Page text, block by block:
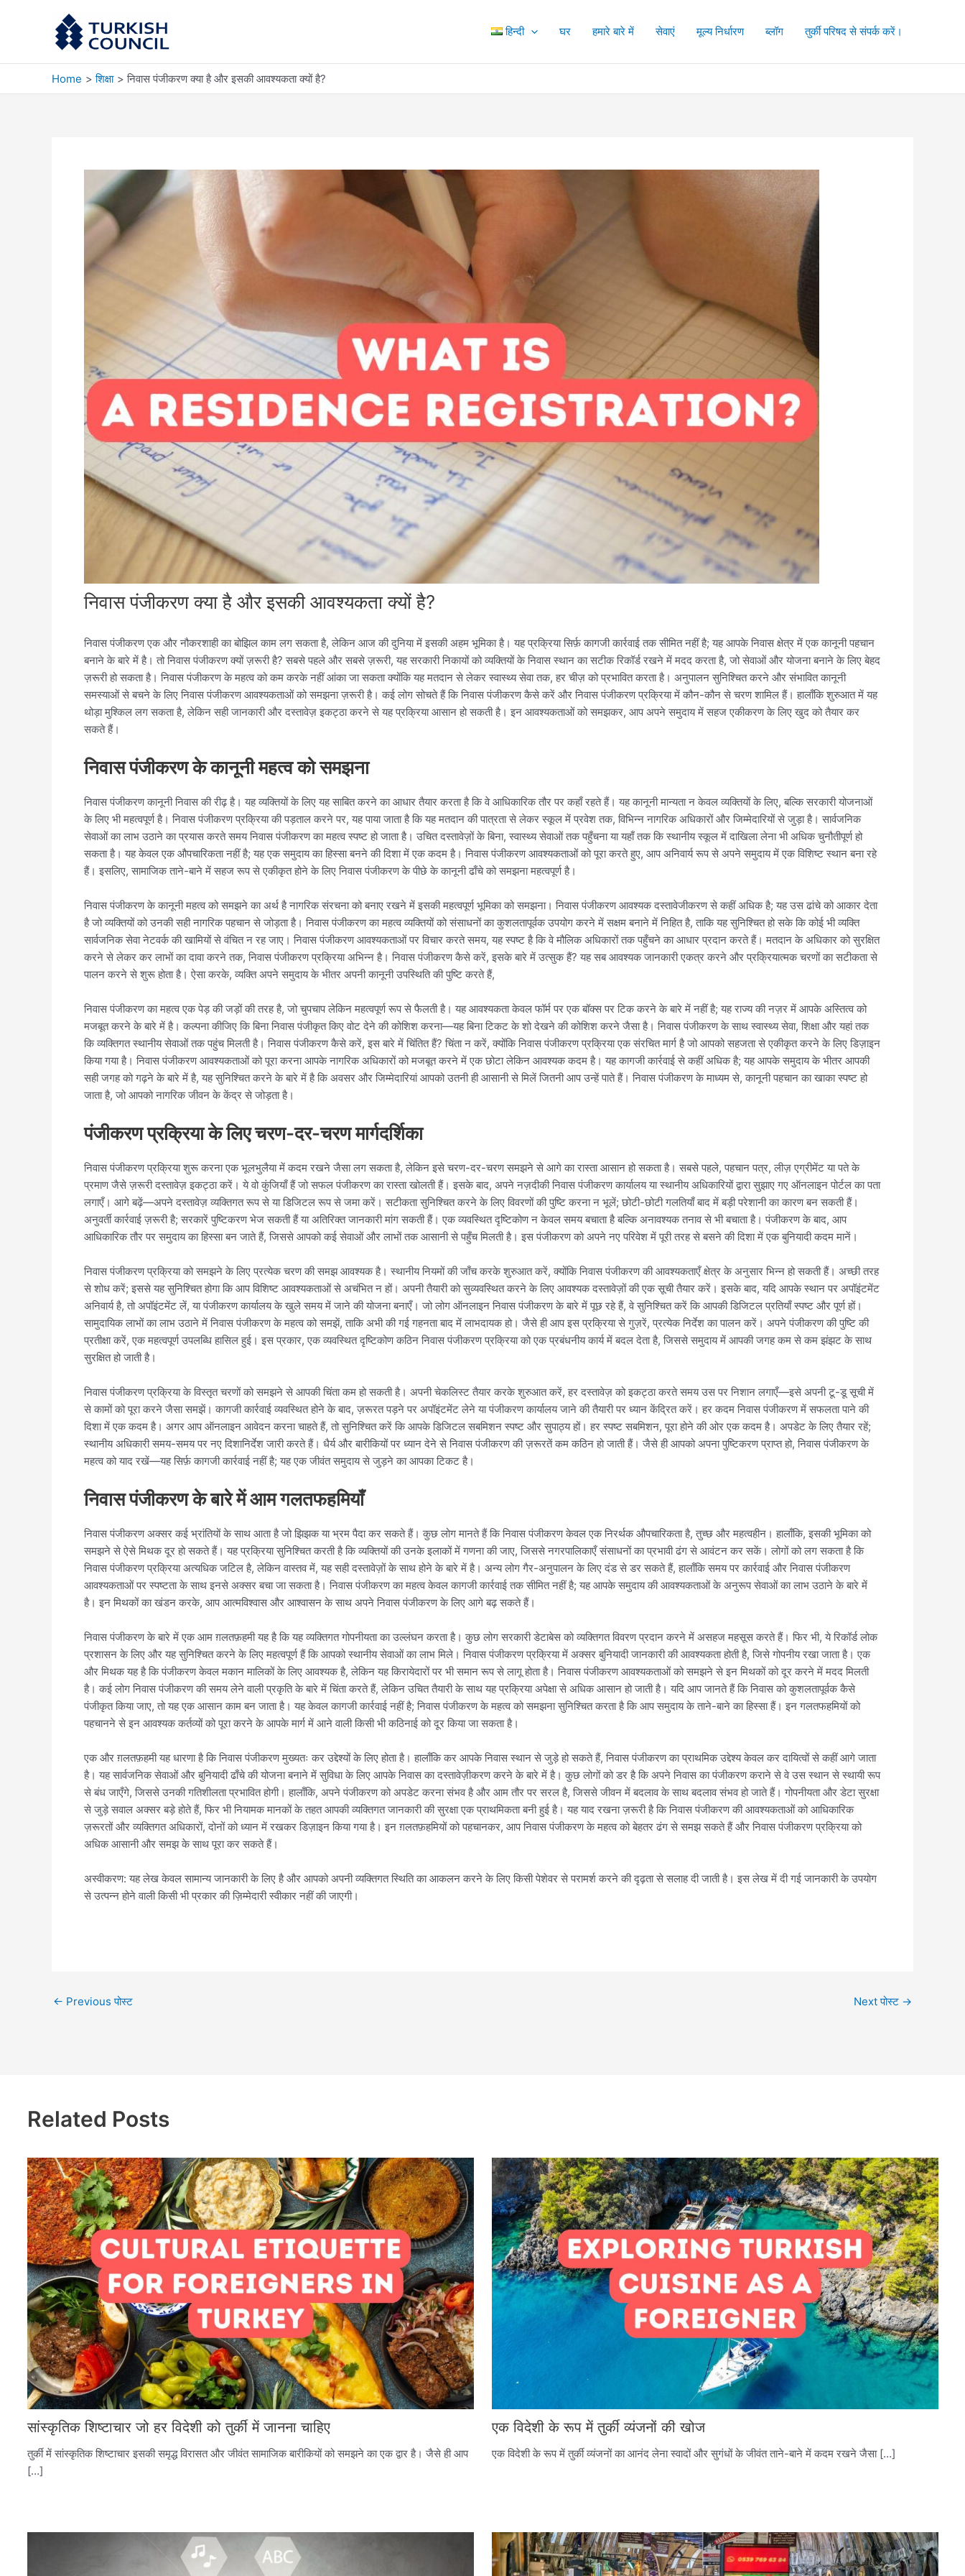
हिन्दी घर हमारे बारे में सेवाएं मूल्य निर्धारण ब्लॉग तुर्की परिषद से संपर्क करें।
Home शिक्षा निवास पंजीकरण क्या है और इसकी आवश्यकता क्यों है?
निवास पंजीकरण क्या है और इसकी आवश्यकता क्यों है?
निवास पंजीकरण एक और नौकरशाही का बोझिल काम लग सकता है, लेकिन आज की दुनिया में इसकी अहम भूमिका है। यह प्रक्रिया सिर्फ़ कागजी कार्रवाई तक सीमित नहीं है; यह आपके निवास क्षेत्र में एक कानूनी पहचान
बनाने के बारे में है। तो निवास पंजीकरण क्यों ज़रूरी है? सबसे पहले और सबसे ज़रूरी, यह सरकारी निकायों को व्यक्तियों के निवास स्थान का सटीक रिकॉर्ड रखने में मदद करता है, जो सेवाओं और योजना बनाने के लिए बेहद
ज़रूरी हो सकता है। निवास पंजीकरण के महत्व को कम करके नहीं आंका जा सकता क्योंकि यह मतदान से लेकर स्वास्थ्य सेवा तक, हर चीज़ को प्रभावित करता है। अनुपालन सुनिश्चित करने और संभावित कानूनी
समस्याओं से बचने के लिए निवास पंजीकरण आवश्यकताओं को समझना ज़रूरी है। कई लोग सोचते हैं कि निवास पंजीकरण कैसे करें और निवास पंजीकरण प्रक्रिया में कौन-कौन से चरण शामिल हैं। हालाँकि शुरुआत में यह
थोड़ा मुश्किल लग सकता है, लेकिन सही जानकारी और दस्तावेज़ इकट्ठा करने से यह प्रक्रिया आसान हो सकती है। इन आवश्यकताओं को समझकर, आप अपने समुदाय में सहज एकीकरण के लिए खुद को तैयार कर
सकते हैं।
निवास पंजीकरण के कानूनी महत्व को समझना
निवास पंजीकरण कानूनी निवास की रीढ़ है। यह व्यक्तियों के लिए यह साबित करने का आधार तैयार करता है कि वे आधिकारिक तौर पर कहाँ रहते हैं। यह कानूनी मान्यता न केवल व्यक्तियों के लिए, बल्कि सरकारी योजनाओं
के लिए भी महत्वपूर्ण है। निवास पंजीकरण प्रक्रिया की पड़ताल करने पर, यह पाया जाता है कि यह मतदान की पात्रता से लेकर स्कूल में प्रवेश तक, विभिन्न नागरिक अधिकारों और जिम्मेदारियों से जुड़ा है। सार्वजनिक
सेवाओं का लाभ उठाने का प्रयास करते समय निवास पंजीकरण का महत्व स्पष्ट हो जाता है। उचित दस्तावेज़ों के बिना, स्वास्थ्य सेवाओं तक पहुँचना या यहाँ तक कि स्थानीय स्कूल में दाखिला लेना भी अधिक चुनौतीपूर्ण हो
सकता है। यह केवल एक औपचारिकता नहीं है; यह एक समुदाय का हिस्सा बनने की दिशा में एक कदम है। निवास पंजीकरण आवश्यकताओं को पूरा करते हुए, आप अनिवार्य रूप से अपने समुदाय में एक विशिष्ट स्थान बना रहे
हैं। इसलिए, सामाजिक ताने-बाने में सहज रूप से एकीकृत होने के लिए निवास पंजीकरण के पीछे के कानूनी ढाँचे को समझना महत्वपूर्ण है।
निवास पंजीकरण के कानूनी महत्व को समझने का अर्थ है नागरिक संरचना को बनाए रखने में इसकी महत्वपूर्ण भूमिका को समझना। निवास पंजीकरण आवश्यक दस्तावेजीकरण से कहीं अधिक है; यह उस ढांचे को आकार देता
है जो व्यक्तियों को उनकी सही नागरिक पहचान से जोड़ता है। निवास पंजीकरण का महत्व व्यक्तियों को संसाधनों का कुशलतापूर्वक उपयोग करने में सक्षम बनाने में निहित है, ताकि यह सुनिश्चित हो सके कि कोई भी व्यक्ति
सार्वजनिक सेवा नेटवर्क की खामियों से वंचित न रह जाए। निवास पंजीकरण आवश्यकताओं पर विचार करते समय, यह स्पष्ट है कि वे मौलिक अधिकारों तक पहुँचने का आधार प्रदान करते हैं। मतदान के अधिकार को सुरक्षित
करने से लेकर कर लाभों का दावा करने तक, निवास पंजीकरण प्रक्रिया अभिन्न है। निवास पंजीकरण कैसे करें, इसके बारे में उत्सुक हैं? यह सब आवश्यक जानकारी एकत्र करने और प्रक्रियात्मक चरणों का सटीकता से
पालन करने से शुरू होता है। ऐसा करके, व्यक्ति अपने समुदाय के भीतर अपनी कानूनी उपस्थिति की पुष्टि करते हैं,
निवास पंजीकरण का महत्व एक पेड़ की जड़ों की तरह है, जो चुपचाप लेकिन महत्वपूर्ण रूप से फैलती है। यह आवश्यकता केवल फॉर्म पर एक बॉक्स पर टिक करने के बारे में नहीं है; यह राज्य की नज़र में आपके अस्तित्व को
मजबूत करने के बारे में है। कल्पना कीजिए कि बिना निवास पंजीकृत किए वोट देने की कोशिश करना—यह बिना टिकट के शो देखने की कोशिश करने जैसा है। निवास पंजीकरण के साथ स्वास्थ्य सेवा, शिक्षा और यहां तक ​​
कि व्यक्तिगत स्थानीय सेवाओं तक पहुंच मिलती है। निवास पंजीकरण कैसे करें, इस बारे में चिंतित हैं? चिंता न करें, क्योंकि निवास पंजीकरण प्रक्रिया एक संरचित मार्ग है जो आपको सहजता से एकीकृत करने के लिए डिज़ाइन
किया गया है। निवास पंजीकरण आवश्यकताओं को पूरा करना आपके नागरिक अधिकारों को मजबूत करने में एक छोटा लेकिन आवश्यक कदम है। यह कागजी कार्रवाई से कहीं अधिक है; यह आपके समुदाय के भीतर आपकी
सही जगह को गढ़ने के बारे में है, यह सुनिश्चित करने के बारे में है कि अवसर और जिम्मेदारियां आपको उतनी ही आसानी से मिलें जितनी आप उन्हें पाते हैं। निवास पंजीकरण के माध्यम से, कानूनी पहचान का खाका स्पष्ट हो
जाता है, जो आपको नागरिक जीवन के केंद्र से जोड़ता है।
पंजीकरण प्रक्रिया के लिए चरण-दर-चरण मार्गदर्शिका
निवास पंजीकरण प्रक्रिया शुरू करना एक भूलभुलैया में कदम रखने जैसा लग सकता है, लेकिन इसे चरण-दर-चरण समझने से आगे का रास्ता आसान हो सकता है। सबसे पहले, पहचान पत्र, लीज़ एग्रीमेंट या पते के
प्रमाण जैसे ज़रूरी दस्तावेज़ इकट्ठा करें। ये वो कुंजियाँ हैं जो सफल पंजीकरण का रास्ता खोलती हैं। इसके बाद, अपने नज़दीकी निवास पंजीकरण कार्यालय या स्थानीय अधिकारियों द्वारा सुझाए गए ऑनलाइन पोर्टल का पता
लगाएँ। आगे बढ़ें—अपने दस्तावेज़ व्यक्तिगत रूप से या डिजिटल रूप से जमा करें। सटीकता सुनिश्चित करने के लिए विवरणों की पुष्टि करना न भूलें; छोटी-छोटी गलतियाँ बाद में बड़ी परेशानी का कारण बन सकती हैं।
अनुवर्ती कार्रवाई ज़रूरी है; सरकारें पुष्टिकरण भेज सकती हैं या अतिरिक्त जानकारी मांग सकती हैं। एक व्यवस्थित दृष्टिकोण न केवल समय बचाता है बल्कि अनावश्यक तनाव से भी बचाता है। पंजीकरण के बाद, आप
आधिकारिक तौर पर समुदाय का हिस्सा बन जाते हैं, जिससे आपको कई सेवाओं और लाभों तक आसानी से पहुँच मिलती है। इस पंजीकरण को अपने नए परिवेश में पूरी तरह से बसने की दिशा में एक बुनियादी कदम मानें।
निवास पंजीकरण प्रक्रिया को समझने के लिए प्रत्येक चरण की समझ आवश्यक है। स्थानीय नियमों की जाँच करके शुरुआत करें, क्योंकि निवास पंजीकरण की आवश्यकताएँ क्षेत्र के अनुसार भिन्न हो सकती हैं। अच्छी तरह
से शोध करें; इससे यह सुनिश्चित होगा कि आप विशिष्ट आवश्यकताओं से अचंभित न हों। अपनी तैयारी को सुव्यवस्थित करने के लिए आवश्यक दस्तावेज़ों की एक सूची तैयार करें। इसके बाद, यदि आपके स्थान पर अपॉइंटमेंट
अनिवार्य है, तो अपॉइंटमेंट लें, या पंजीकरण कार्यालय के खुले समय में जाने की योजना बनाएँ। जो लोग ऑनलाइन निवास पंजीकरण के बारे में पूछ रहे हैं, वे सुनिश्चित करें कि आपकी डिजिटल प्रतियाँ स्पष्ट और पूर्ण हों।
सामुदायिक लाभों का लाभ उठाने में निवास पंजीकरण के महत्व को समझें, ताकि अभी की गई गहनता बाद में लाभदायक हो। जैसे ही आप इस प्रक्रिया से गुज़रें, प्रत्येक निर्देश का पालन करें। अपने पंजीकरण की पुष्टि की
प्रतीक्षा करें, एक महत्वपूर्ण उपलब्धि हासिल हुई। इस प्रकार, एक व्यवस्थित दृष्टिकोण कठिन निवास पंजीकरण प्रक्रिया को एक प्रबंधनीय कार्य में बदल देता है, जिससे समुदाय में आपकी जगह कम से कम झंझट के साथ
सुरक्षित हो जाती है।
निवास पंजीकरण प्रक्रिया के विस्तृत चरणों को समझने से आपकी चिंता कम हो सकती है। अपनी चेकलिस्ट तैयार करके शुरुआत करें, हर दस्तावेज़ को इकट्ठा करते समय उस पर निशान लगाएँ—इसे अपनी टू-डू सूची में
से कामों को पूरा करने जैसा समझें। कागजी कार्रवाई व्यवस्थित होने के बाद, ज़रूरत पड़ने पर अपॉइंटमेंट लेने या पंजीकरण कार्यालय जाने की तैयारी पर ध्यान केंद्रित करें। हर कदम निवास पंजीकरण में सफलता पाने की
दिशा में एक कदम है। अगर आप ऑनलाइन आवेदन करना चाहते हैं, तो सुनिश्चित करें कि आपके डिजिटल सबमिशन स्पष्ट और सुपाठ्य हों। हर स्पष्ट सबमिशन, पूरा होने की ओर एक कदम है। अपडेट के लिए तैयार रहें;
स्थानीय अधिकारी समय-समय पर नए दिशानिर्देश जारी करते हैं। धैर्य और बारीकियों पर ध्यान देने से निवास पंजीकरण की ज़रूरतें कम कठिन हो जाती हैं। जैसे ही आपको अपना पुष्टिकरण प्राप्त हो, निवास पंजीकरण के
महत्व को याद रखें—यह सिर्फ़ कागजी कार्रवाई नहीं है; यह एक जीवंत समुदाय से जुड़ने का आपका टिकट है।
निवास पंजीकरण के बारे में आम गलतफहमियाँ
निवास पंजीकरण अक्सर कई भ्रांतियों के साथ आता है जो झिझक या भ्रम पैदा कर सकते हैं। कुछ लोग मानते हैं कि निवास पंजीकरण केवल एक निरर्थक औपचारिकता है, तुच्छ और महत्वहीन। हालाँकि, इसकी भूमिका को
समझने से ऐसे मिथक दूर हो सकते हैं। यह प्रक्रिया सुनिश्चित करती है कि व्यक्तियों की उनके इलाकों में गणना की जाए, जिससे नगरपालिकाएँ संसाधनों का प्रभावी ढंग से आवंटन कर सकें। लोगों को लग सकता है कि
निवास पंजीकरण प्रक्रिया अत्यधिक जटिल है, लेकिन वास्तव में, यह सही दस्तावेज़ों के साथ होने के बारे में है। अन्य लोग गैर-अनुपालन के लिए दंड से डर सकते हैं, हालाँकि समय पर कार्रवाई और निवास पंजीकरण
आवश्यकताओं पर स्पष्टता के साथ इनसे अक्सर बचा जा सकता है। निवास पंजीकरण का महत्व केवल कागजी कार्रवाई तक सीमित नहीं है; यह आपके समुदाय की आवश्यकताओं के अनुरूप सेवाओं का लाभ उठाने के बारे में
है। इन मिथकों का खंडन करके, आप आत्मविश्वास और आश्वासन के साथ अपने निवास पंजीकरण के लिए आगे बढ़ सकते हैं।
निवास पंजीकरण के बारे में एक आम ग़लतफ़हमी यह है कि यह व्यक्तिगत गोपनीयता का उल्लंघन करता है। कुछ लोग सरकारी डेटाबेस को व्यक्तिगत विवरण प्रदान करने में असहज महसूस करते हैं। फिर भी, ये रिकॉर्ड लोक
प्रशासन के लिए और यह सुनिश्चित करने के लिए महत्वपूर्ण हैं कि आपको स्थानीय सेवाओं का लाभ मिले। निवास पंजीकरण प्रक्रिया में अक्सर बुनियादी जानकारी की आवश्यकता होती है, जिसे गोपनीय रखा जाता है। एक
और मिथक यह है कि पंजीकरण केवल मकान मालिकों के लिए आवश्यक है, लेकिन यह किरायेदारों पर भी समान रूप से लागू होता है। निवास पंजीकरण आवश्यकताओं को समझने से इन मिथकों को दूर करने में मदद मिलती
है। कई लोग निवास पंजीकरण की समय लेने वाली प्रकृति के बारे में चिंता करते हैं, लेकिन उचित तैयारी के साथ यह प्रक्रिया अपेक्षा से अधिक आसान हो जाती है। यदि आप जानते हैं कि निवास को कुशलतापूर्वक कैसे
पंजीकृत किया जाए, तो यह एक आसान काम बन जाता है। यह केवल कागजी कार्रवाई नहीं है; निवास पंजीकरण के महत्व को समझना सुनिश्चित करता है कि आप समुदाय के ताने-बाने का हिस्सा हैं। इन गलतफहमियों को
पहचानने से इन आवश्यक कर्तव्यों को पूरा करने के आपके मार्ग में आने वाली किसी भी कठिनाई को दूर किया जा सकता है।
एक और ग़लतफ़हमी यह धारणा है कि निवास पंजीकरण मुख्यतः कर उद्देश्यों के लिए होता है। हालाँकि कर आपके निवास स्थान से जुड़े हो सकते हैं, निवास पंजीकरण का प्राथमिक उद्देश्य केवल कर दायित्वों से कहीं आगे जाता
है। यह सार्वजनिक सेवाओं और बुनियादी ढाँचे की योजना बनाने में सुविधा के लिए आपके निवास का दस्तावेज़ीकरण करने के बारे में है। कुछ लोगों को डर है कि अपने निवास का पंजीकरण कराने से वे उस स्थान से स्थायी रूप
से बंध जाएँगे, जिससे उनकी गतिशीलता प्रभावित होगी। हालाँकि, अपने पंजीकरण को अपडेट करना संभव है और आम तौर पर सरल है, जिससे जीवन में बदलाव के साथ बदलाव संभव हो जाते हैं। गोपनीयता और डेटा सुरक्षा
से जुड़े सवाल अक्सर बड़े होते हैं, फिर भी नियामक मानकों के तहत आपकी व्यक्तिगत जानकारी की सुरक्षा एक प्राथमिकता बनी हुई है। यह याद रखना ज़रूरी है कि निवास पंजीकरण की आवश्यकताओं को आधिकारिक
ज़रूरतों और व्यक्तिगत अधिकारों, दोनों को ध्यान में रखकर डिज़ाइन किया गया है। इन ग़लतफ़हमियों को पहचानकर, आप निवास पंजीकरण के महत्व को बेहतर ढंग से समझ सकते हैं और निवास पंजीकरण प्रक्रिया को
अधिक आसानी और समझ के साथ पूरा कर सकते हैं।
अस्वीकरण: यह लेख केवल सामान्य जानकारी के लिए है और आपको अपनी व्यक्तिगत स्थिति का आकलन करने के लिए किसी पेशेवर से परामर्श करने की दृढ़ता से सलाह दी जाती है। इस लेख में दी गई जानकारी के उपयोग
से उत्पन्न होने वाली किसी भी प्रकार की ज़िम्मेदारी स्वीकार नहीं की जाएगी।
← Previous पोस्ट Next पोस्ट →
Related Posts
सांस्कृतिक शिष्टाचार जो हर विदेशी को तुर्की में जानना चाहिए
तुर्की में सांस्कृतिक शिष्टाचार इसकी समृद्ध विरासत और जीवंत सामाजिक बारीकियों को समझने का एक द्वार है। जैसे ही आप
[…]
एक विदेशी के रूप में तुर्की व्यंजनों की खोज
एक विदेशी के रूप में तुर्की व्यंजनों का आनंद लेना स्वादों और सुगंधों के जीवंत ताने-बाने में कदम रखने जैसा […]